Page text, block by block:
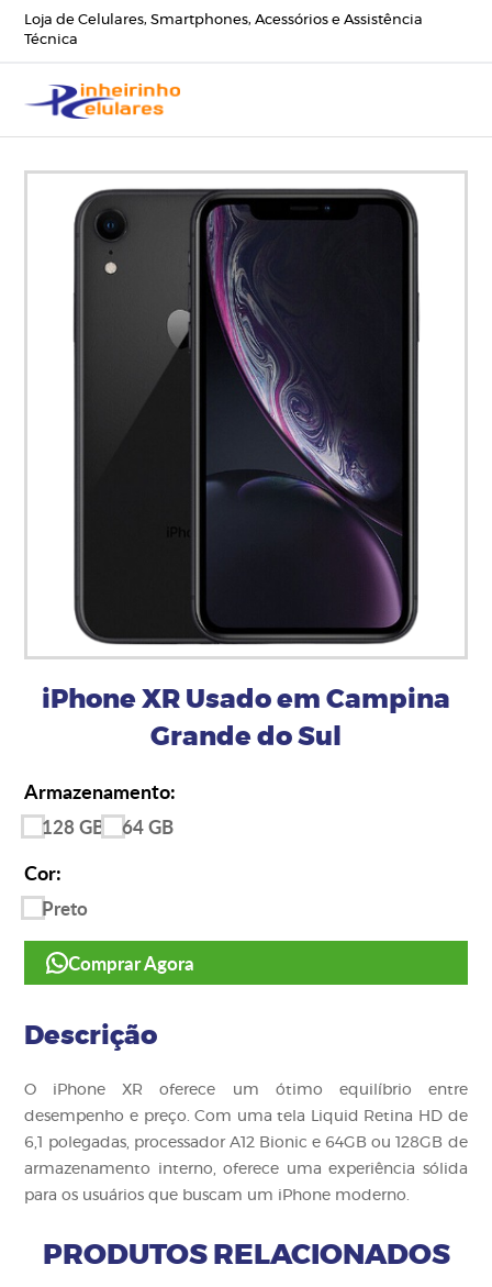
Loja de Celulares, Smartphones, Acessórios e Assistência
Técnica
iPhone XR Usado em Campina
Grande do Sul
Armazenamento:
128 GB 64 GB
Cor:
Preto
Comprar Agora
Descrição
O iPhone XR oferece um ótimo equilíbrio entre
desempenho e preço. Com uma tela Liquid Retina HD de
6,1 polegadas, processador A12 Bionic e 64GB ou 128GB de
armazenamento interno, oferece uma experiência sólida
para os usuários que buscam um iPhone moderno.
PRODUTOS RELACIONADOS